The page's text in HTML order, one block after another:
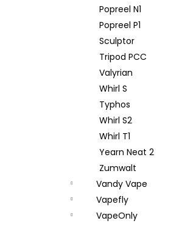
Popreel N1
Popreel P1
Sculptor
Tripod PCC
Valyrian
Whirl S
Typhos
Whirl S2
Whirl T1
Yearn Neat 2
Zumwalt
Vandy Vape
Vapefly
VapeOnly